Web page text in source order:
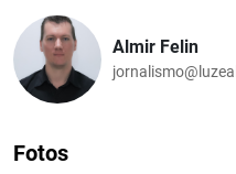
Almir Felin
Fotos